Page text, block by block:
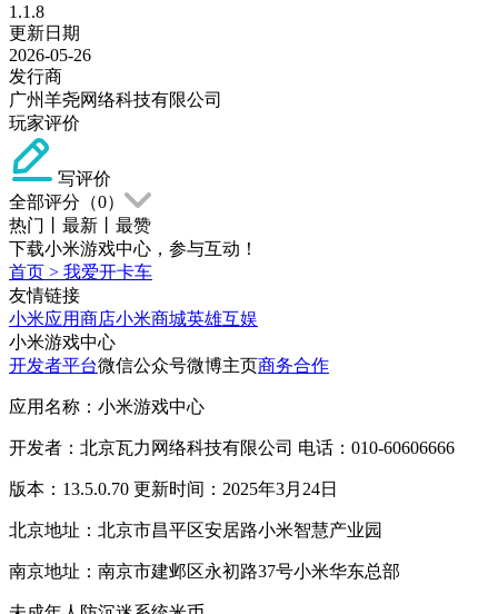
1.1.8
更新日期
2026-05-26
发行商
广州羊尧网络科技有限公司
玩家评价
写评价
全部评分（0）
热门
最新
最赞
下载小米游戏中心，参与互动！
首页 > 我爱开卡车
友情链接
小米应用商店小米商城英雄互娱
小米游戏中心
开发者平台微信公众号微博主页商务合作
应用名称：小米游戏中心
开发者：北京瓦力网络科技有限公司 电话：010-60606666
版本：13.5.0.70 更新时间：2025年3月24日
北京地址：北京市昌平区安居路小米智慧产业园
南京地址：南京市建邺区永初路37号小米华东总部